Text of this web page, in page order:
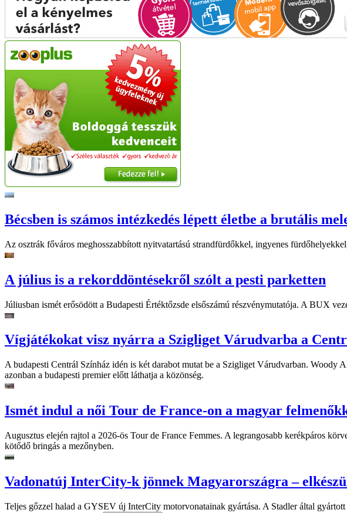
Bécsben is számos intézkedés lépett életbe a brutális
Az osztrák főváros meghosszabbított nyitvatartású strandfürdőkkel, ingyenes
A július is a rekorddöntésekről szólt a pesti parketten
Júliusban ismét erősödött a Budapesti Értéktőzsde elsőszámú részvénymutatója. A BUX
Vígjátékokat visz nyárra a Szigliget Várudvarba a
A budapesti Centrál Színház idén is két darabot mutat be a Szigliget Várudvarban.
azonban a budapesti premier előtt láthatja a közönség.
Ismét indul a női Tour de France-on a magyar
Augusztus elején rajtol a 2026-ös Tour de France Femmes. A legrangosabb kerékpáros
kötődő bringás a mezőnyben.
Vadonatúj InterCity-k jönnek Magyarországra –
Teljes gőzzel halad a GYSEV új InterCity motorvonatainak gyártása. A Stadler által